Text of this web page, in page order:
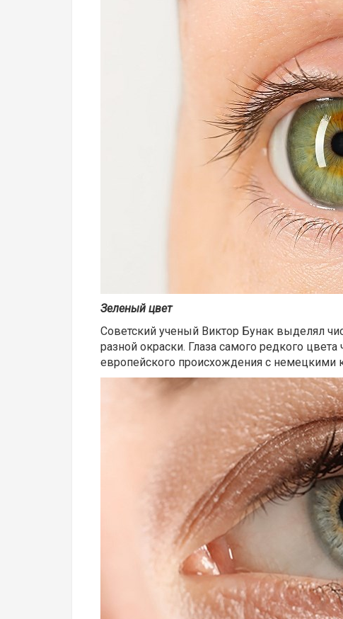
Зеленый цвет
Советский ученый Виктор Бунак выделял
разной окраски. Глаза самого редкого
европейского происхождения с немецкими